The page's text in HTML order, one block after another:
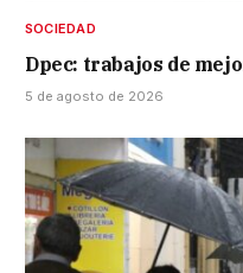
SOCIEDAD
Dpec: trabajos de
5 de agosto de 2026